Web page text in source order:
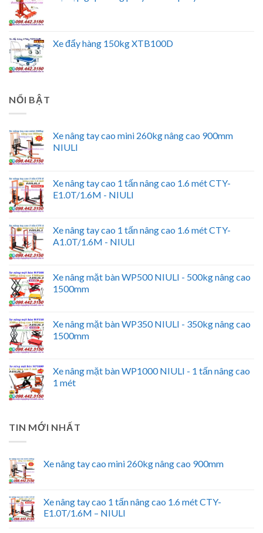
Xe đẩy hàng 150kg XTB100D
NỔI BẬT
Xe nâng tay cao mini 260kg nâng cao 900mm
NIULI
Xe nâng tay cao 1 tấn nâng cao 1.6 mét CTY-
E1.0T/1.6M - NIULI
Xe nâng tay cao 1 tấn nâng cao 1.6 mét CTY-
A1.0T/1.6M - NIULI
Xe nâng mặt bàn WP500 NIULI - 500kg nâng cao
1500mm
Xe nâng mặt bàn WP350 NIULI - 350kg nâng cao
1500mm
Xe nâng mặt bàn WP1000 NIULI - 1 tấn nâng cao
1 mét
TIN MỚI NHẤT
Xe nâng tay cao mini 260kg nâng cao 900mm
Xe nâng tay cao 1 tấn nâng cao 1.6 mét CTY-
E1.0T/1.6M – NIULI